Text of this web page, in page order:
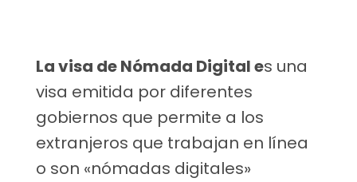
La visa de Nómada Digital es una
visa emitida por diferentes
gobiernos que permite a los
extranjeros que trabajan en línea
o son «nómadas digitales»